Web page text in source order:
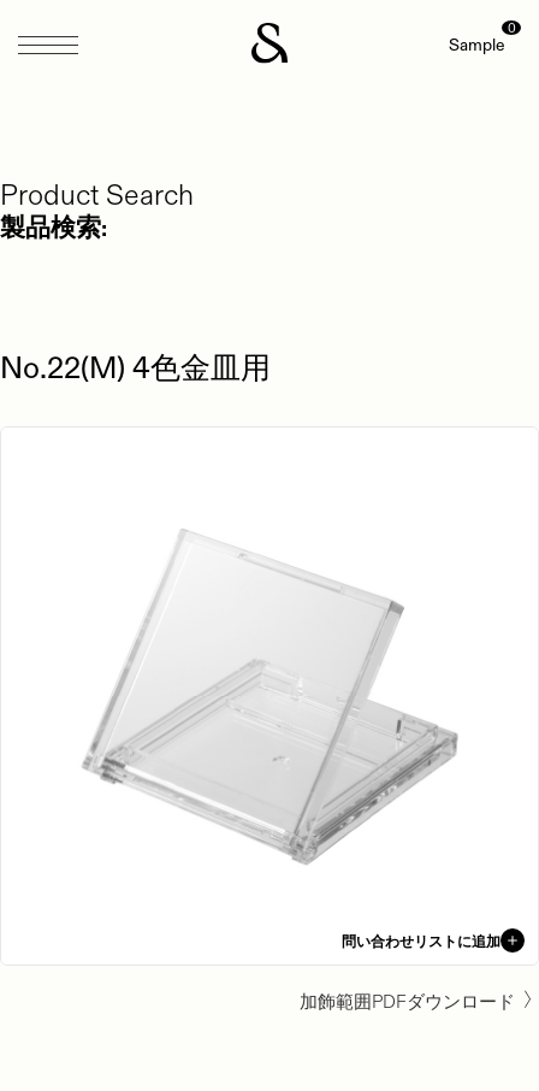
Sample
0
Product Search
製品検索:
No.22(M) 4色金皿用
問い合わせリストに追加
加飾範囲PDFダウンロード